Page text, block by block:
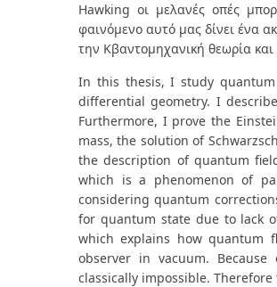
Hawking οι μελανές οπές
φαινόμενο αυτό μας δίνει ένα
την Κβαντομηχανική θεωρία
In this thesis, I study
differential geometry. I
Furthermore, I prove the
mass, the solution of
the description of quantum
which is a phenomenon of
considering quantum
for quantum state due to lack
which explains how quantum
observer in vacuum.
classically impossible.